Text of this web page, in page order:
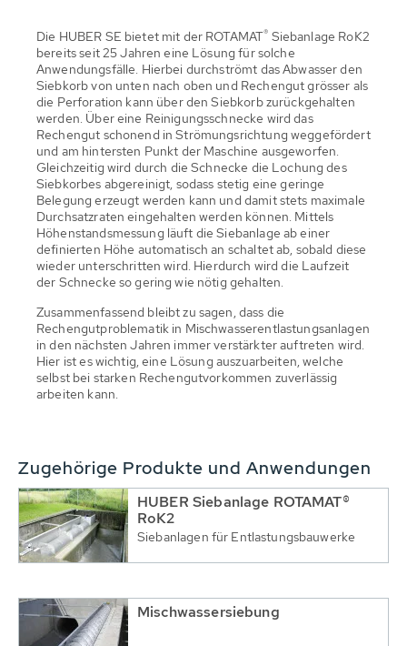
Die HUBER SE bietet mit der ROTAMAT® Siebanlage RoK2
bereits seit 25 Jahren eine Lösung für solche
Anwendungsfälle. Hierbei durchströmt das Abwasser den
Siebkorb von unten nach oben und Rechengut grösser als
die Perforation kann über den Siebkorb zurückgehalten
werden. Über eine Reinigungsschnecke wird das
Rechengut schonend in Strömungsrichtung weggefördert
und am hintersten Punkt der Maschine ausgeworfen.
Gleichzeitig wird durch die Schnecke die Lochung des
Siebkorbes abgereinigt, sodass stetig eine geringe
Belegung erzeugt werden kann und damit stets maximale
Durchsatzraten eingehalten werden können. Mittels
Höhenstandsmessung läuft die Siebanlage ab einer
definierten Höhe automatisch an schaltet ab, sobald diese
wieder unterschritten wird. Hierdurch wird die Laufzeit
der Schnecke so gering wie nötig gehalten.
Zusammenfassend bleibt zu sagen, dass die
Rechengutproblematik in Mischwasserentlastungsanlagen
in den nächsten Jahren immer verstärkter auftreten wird.
Hier ist es wichtig, eine Lösung auszuarbeiten, welche
selbst bei starken Rechengutvorkommen zuverlässig
arbeiten kann.
Zugehörige Produkte und Anwendungen
HUBER Siebanlage ROTAMAT®
RoK2
Siebanlagen für Entlastungsbauwerke
Mischwassersiebung